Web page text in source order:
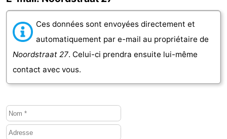
Cadzand
-
Nature
Het
Zwin
Météo
Contact
Ces données sont envoyées directement et
automatiquement par e-mail au propriétaire de
Noordstraat 27. Celui-ci prendra ensuite lui-même
contact avec vous.